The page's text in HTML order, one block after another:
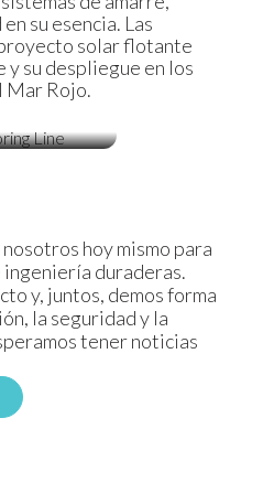
su esencia. Las
solar flotante
su despliegue en los
Mar Rojo.
hoy mismo para
duraderas.
y, juntos, demos forma
la seguridad y la
tener noticias